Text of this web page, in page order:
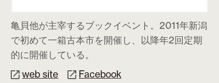
亀貝他が主宰するブックイベント。2011年新潟
で初めて一箱古本市を開催し、以降年2回定期
的に開催している。
web site
Facebook